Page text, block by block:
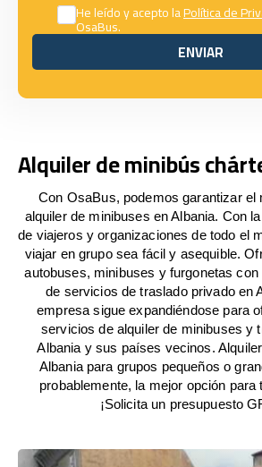
He leído y acepto laPolítica de
OsaBus.
ENVIAR
ENVIAR
Alquiler de minibús
Con OsaBus, podemos garantizar el
alquiler de minibuses en Albania. Con
de viajeros y organizaciones de todo el
viajar en grupo sea fácil y asequible.
autobuses, minibuses y furgonetas
de servicios de traslado privado en
empresa sigue expandiéndose para
servicios de alquiler de minibuses y
Albania y sus países vecinos.
Albania para grupos pequeños o
probablemente, la mejor opción para
¡Solicita un presupuesto